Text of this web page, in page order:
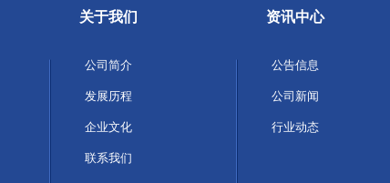
关于我们 资讯中心
公司简介
发展历程
企业文化
联系我们
公告信息
公司新闻
行业动态